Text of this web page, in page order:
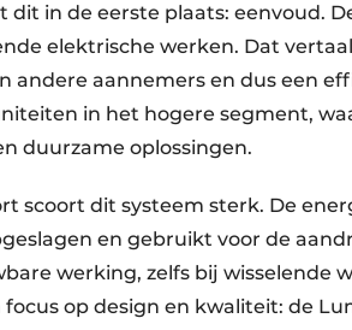
dit in de eerste plaats: eenvoud.
elektrische werken. Dat
andere aannemers en dus een
in het hogere segment,
duurzame oplossingen.
scoort dit systeem sterk. De
en gebruikt voor de
werking, zelfs bij wisselende
op design en kwaliteit: de